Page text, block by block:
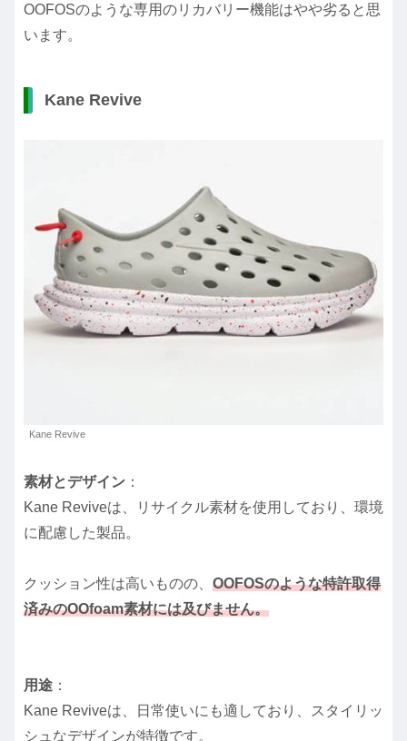
OOFOSのような専用のリカバリー機能はやや劣ると思
います。
Kane Revive
Kane Revive
素材とデザイン ：
Kane Reviveは、リサイクル素材を使用しており、環境
に配慮した製品。
クッション性は高いものの、 OOFOSのような特許取得
済みのOOfoam素材には及びません。
用途 ：
Kane Reviveは、日常使いにも適しており、スタイリッ
シュなデザインが特徴です。